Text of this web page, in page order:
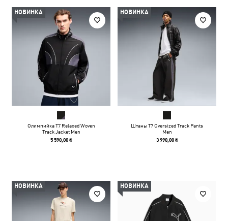
НОВИНКА
Олимпийка T7 Relaxed Woven
Track Jacket Men
5 590,00 ₴
НОВИНКА
Штаны T7 Oversized Track Pants
Men
3 990,00 ₴
НОВИНКА НОВИНКА